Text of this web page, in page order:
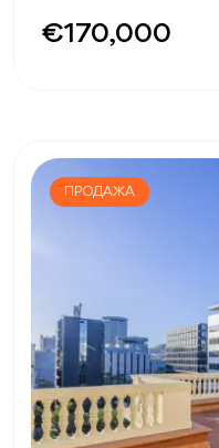
€170,000
ПРОДАЖА